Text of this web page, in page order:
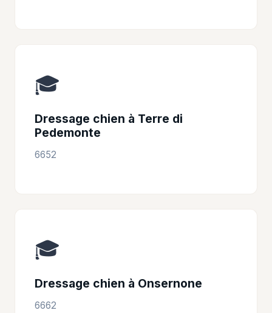
🎓
Dressage chien à Terre di
Pedemonte
6652
🎓
Dressage chien à Onsernone
6662